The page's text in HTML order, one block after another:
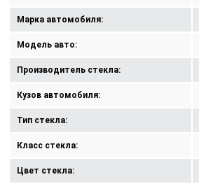
Марка автомобиля:
Модель авто:
Производитель стекла:
Кузов автомобиля:
Тип стекла:
Класс стекла:
Цвет стекла:
КОНТАКТЫ